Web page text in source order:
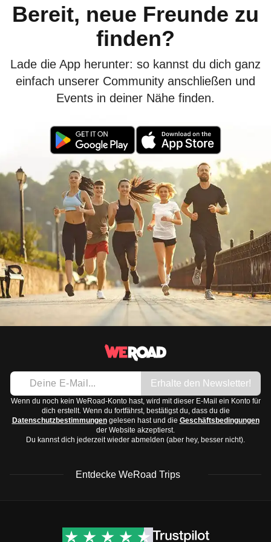
Bereit, neue Freunde zu
finden?
Lade die App herunter: so kannst du dich ganz
einfach unserer Community anschließen und
Events in deiner Nähe finden.
Erhalte den Newsletter!
Wenn du noch kein WeRoad-Konto hast, wird mit dieser E-Mail ein Konto für
dich erstellt. Wenn du fortfährst, bestätigst du, dass du die
Datenschutzbestimmungengelesen hast und die Geschäftsbedingungen
der Website akzeptierst.
Du kannst dich jederzeit wieder abmelden (aber hey, besser nicht).
Entdecke WeRoad Trips
Trustpilot Bewertungen
& Support